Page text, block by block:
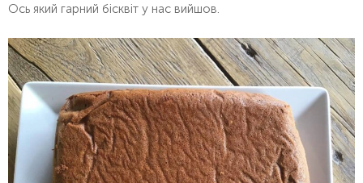
Ось який гарний бісквіт у нас вийшов.